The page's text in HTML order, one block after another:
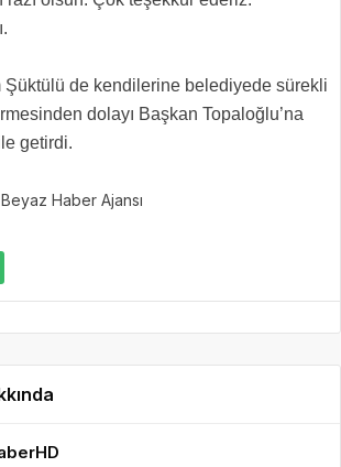
Şüktülü de kendilerine belediyede sürekli
dolayı Başkan Topaloğlu’na
getirdi.
Haber Ajansı